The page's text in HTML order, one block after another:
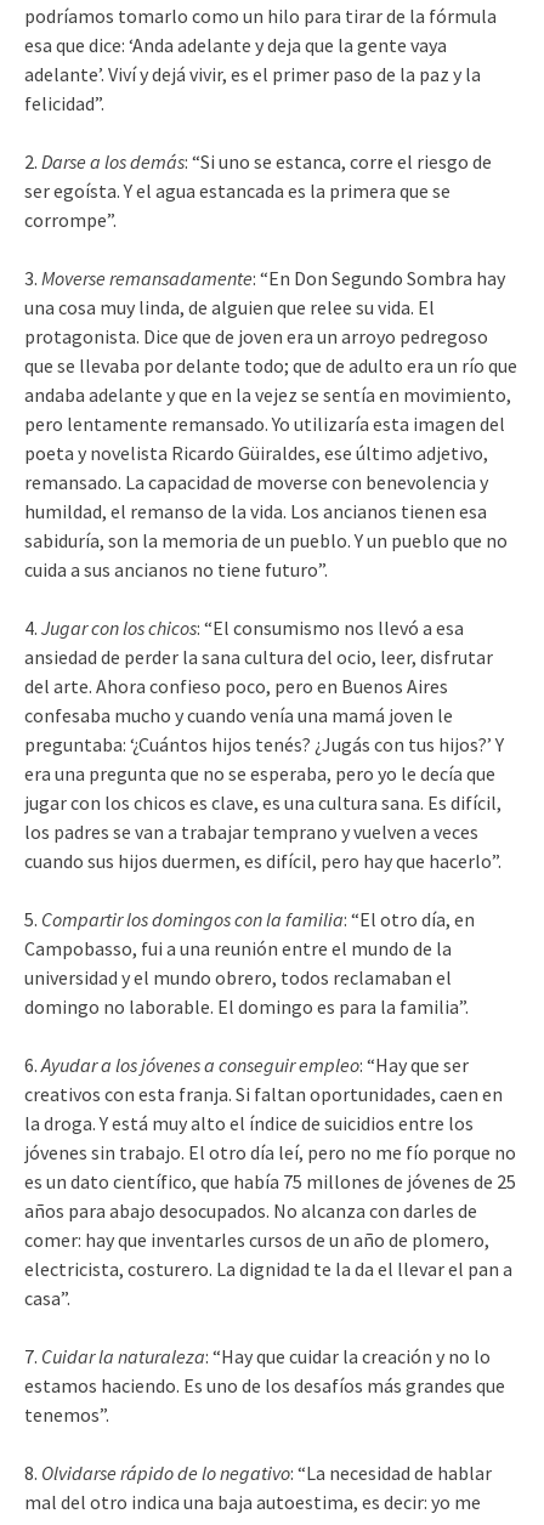
podríamos tomarlo como un hilo para tirar de la fórmula
esa que dice: ‘Anda adelante y deja que la gente vaya
adelante’. Viví y dejá vivir, es el primer paso de la paz y la
felicidad”.
2. Darse a los demás: “Si uno se estanca, corre el riesgo de
ser egoísta. Y el agua estancada es la primera que se
corrompe”.
3. Moverse remansadamente: “En Don Segundo Sombra hay
una cosa muy linda, de alguien que relee su vida. El
protagonista. Dice que de joven era un arroyo pedregoso
que se llevaba por delante todo; que de adulto era un río que
andaba adelante y que en la vejez se sentía en movimiento,
pero lentamente remansado. Yo utilizaría esta imagen del
poeta y novelista Ricardo Güiraldes, ese último adjetivo,
remansado. La capacidad de moverse con benevolencia y
humildad, el remanso de la vida. Los ancianos tienen esa
sabiduría, son la memoria de un pueblo. Y un pueblo que no
cuida a sus ancianos no tiene futuro”.
4. Jugar con los chicos: “El consumismo nos llevó a esa
ansiedad de perder la sana cultura del ocio, leer, disfrutar
del arte. Ahora confieso poco, pero en Buenos Aires
confesaba mucho y cuando venía una mamá joven le
preguntaba: ‘¿Cuántos hijos tenés? ¿Jugás con tus hijos?’ Y
era una pregunta que no se esperaba, pero yo le decía que
jugar con los chicos es clave, es una cultura sana. Es difícil,
los padres se van a trabajar temprano y vuelven a veces
cuando sus hijos duermen, es difícil, pero hay que hacerlo”.
5. Compartir los domingos con la familia: “El otro día, en
Campobasso, fui a una reunión entre el mundo de la
universidad y el mundo obrero, todos reclamaban el
domingo no laborable. El domingo es para la familia”.
6. Ayudar a los jóvenes a conseguir empleo: “Hay que ser
creativos con esta franja. Si faltan oportunidades, caen en
la droga. Y está muy alto el índice de suicidios entre los
jóvenes sin trabajo. El otro día leí, pero no me fío porque no
es un dato científico, que había 75 millones de jóvenes de 25
años para abajo desocupados. No alcanza con darles de
comer: hay que inventarles cursos de un año de plomero,
electricista, costurero. La dignidad te la da el llevar el pan a
casa”.
7. Cuidar la naturaleza: “Hay que cuidar la creación y no lo
estamos haciendo. Es uno de los desafíos más grandes que
tenemos”.
8. Olvidarse rápido de lo negativo: “La necesidad de hablar
mal del otro indica una baja autoestima, es decir: yo me